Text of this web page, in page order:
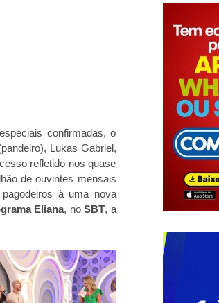
confirmadas, o
Lukas Gabriel,
refletido nos quase
de ouvintes mensais
à uma nova
Eliana, noSBT, a